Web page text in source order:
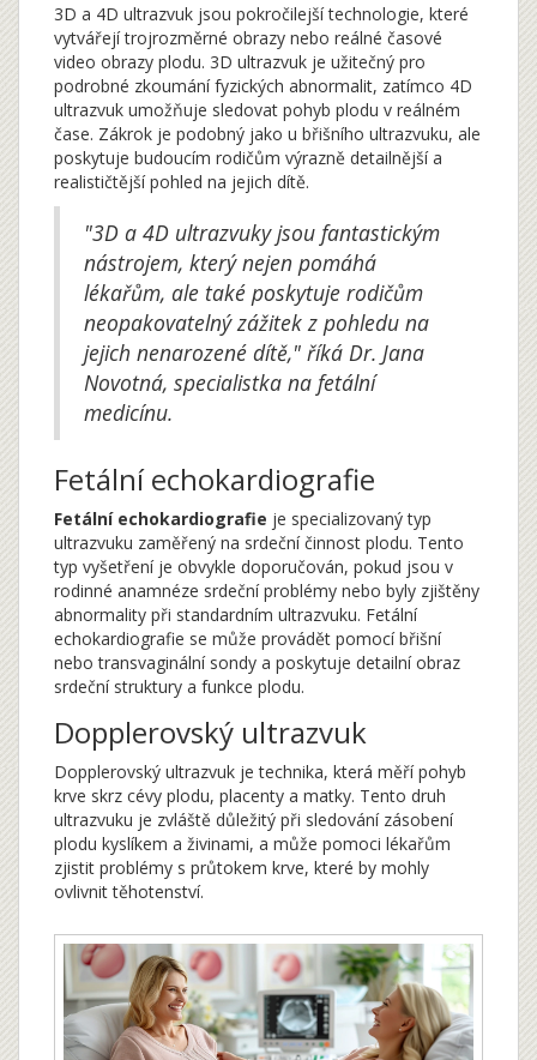
3D a 4D ultrazvuk jsou pokročilejší technologie, které
vytvářejí trojrozměrné obrazy nebo reálné časové
video obrazy plodu. 3D ultrazvuk je užitečný pro
podrobné zkoumání fyzických abnormalit, zatímco 4D
ultrazvuk umožňuje sledovat pohyb plodu v reálném
čase. Zákrok je podobný jako u břišního ultrazvuku, ale
poskytuje budoucím rodičům výrazně detailnější a
realističtější pohled na jejich dítě.
"3D a 4D ultrazvuky jsou fantastickým
nástrojem, který nejen pomáhá
lékařům, ale také poskytuje rodičům
neopakovatelný zážitek z pohledu na
jejich nenarozené dítě," říká Dr. Jana
Novotná, specialistka na fetální
medicínu.
Fetální echokardiografie
Fetální echokardiografie je specializovaný typ
ultrazvuku zaměřený na srdeční činnost plodu. Tento
typ vyšetření je obvykle doporučován, pokud jsou v
rodinné anamnéze srdeční problémy nebo byly zjištěny
abnormality při standardním ultrazvuku. Fetální
echokardiografie se může provádět pomocí břišní
nebo transvaginální sondy a poskytuje detailní obraz
srdeční struktury a funkce plodu.
Dopplerovský ultrazvuk
Dopplerovský ultrazvuk je technika, která měří pohyb
krve skrz cévy plodu, placenty a matky. Tento druh
ultrazvuku je zvláště důležitý při sledování zásobení
plodu kyslíkem a živinami, a může pomoci lékařům
zjistit problémy s průtokem krve, které by mohly
ovlivnit těhotenství.